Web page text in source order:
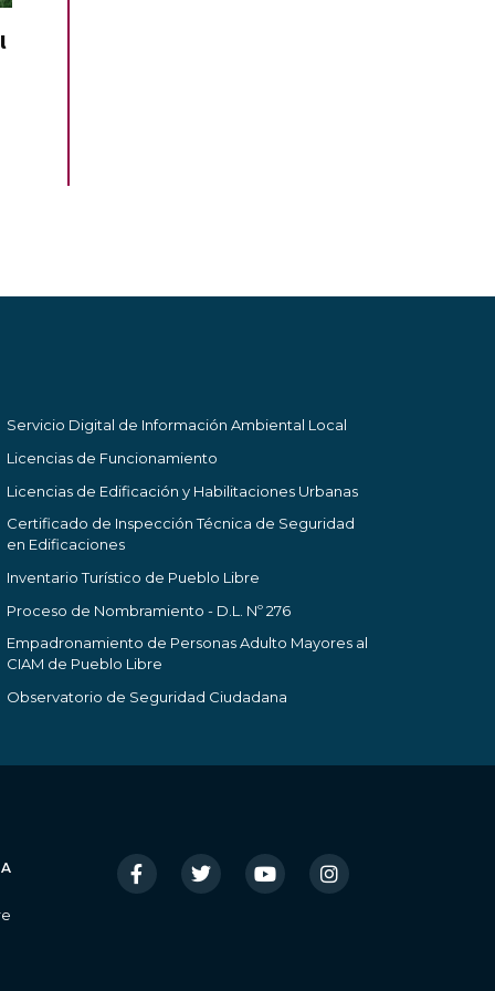
Servicio Digital de Información Ambiental Local
Licencias de Funcionamiento
Licencias de Edificación y Habilitaciones Urbanas
Certificado de Inspección Técnica de Seguridad
en Edificaciones
Inventario Turístico de Pueblo Libre
Proceso de Nombramiento - D.L. Nº 276
Empadronamiento de Personas Adulto Mayores al
CIAM de Pueblo Libre
Observatorio de Seguridad Ciudadana